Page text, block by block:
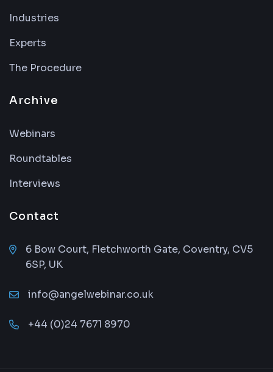
Industries
Experts
The Procedure
Archive
Webinars
Roundtables
Interviews
Contact
6 Bow Court, Fletchworth Gate, Coventry, CV5
6SP, UK
info@angelwebinar.co.uk
+44 (0)24 7671 8970